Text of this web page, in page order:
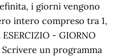
i giorni vengono
intero compreso tra 1,
- GIORNO
Scrivere un programma